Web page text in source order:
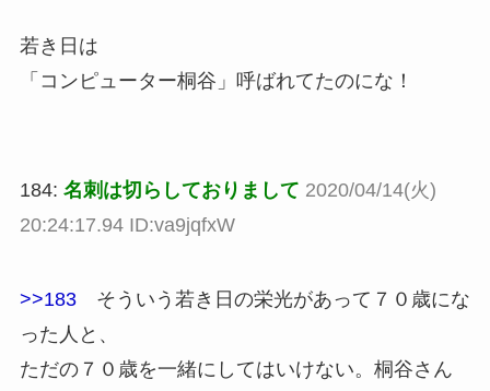
若き日は
「コンピューター桐谷」呼ばれてたのにな！
184: 名刺は切らしておりまして 2020/04/14(火)
20:24:17.94 ID:va9jqfxW
>>183そういう若き日の栄光があって７０歳にな
った人と、
ただの７０歳を一緒にしてはいけない。桐谷さん